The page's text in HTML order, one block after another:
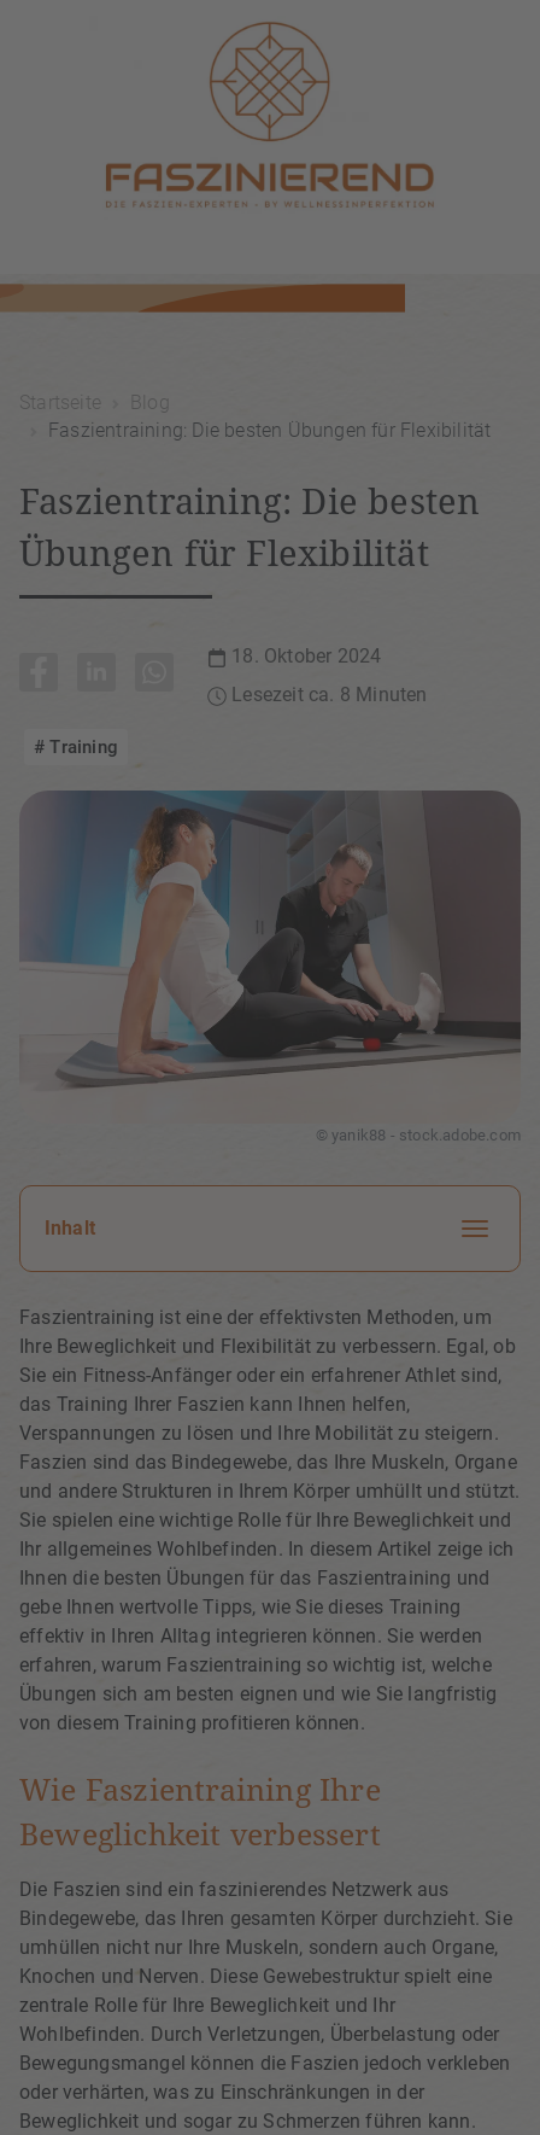
Startseite
Blog
Faszientraining: Die besten Übungen für Flexibilität
Faszientraining: Die besten
Übungen für Flexibilität
18. Oktober 2024
Lesezeit ca. 8 Minuten
Training
© yanik88 - stock.adobe.com
Inhalt
Faszientraining ist eine der effektivsten Methoden, um
Ihre Beweglichkeit und Flexibilität zu verbessern. Egal, ob
Sie ein Fitness-Anfänger oder ein erfahrener Athlet sind,
das Training Ihrer Faszien kann Ihnen helfen,
Verspannungen zu lösen und Ihre Mobilität zu steigern.
Faszien sind das Bindegewebe, das Ihre Muskeln, Organe
und andere Strukturen in Ihrem Körper umhüllt und stützt.
Sie spielen eine wichtige Rolle für Ihre Beweglichkeit und
Ihr allgemeines Wohlbefinden. In diesem Artikel zeige ich
Ihnen die besten Übungen für das Faszientraining und
gebe Ihnen wertvolle Tipps, wie Sie dieses Training
effektiv in Ihren Alltag integrieren können. Sie werden
erfahren, warum Faszientraining so wichtig ist, welche
Übungen sich am besten eignen und wie Sie langfristig
von diesem Training profitieren können.
Wie Faszientraining Ihre
Beweglichkeit verbessert
Die Faszien sind ein faszinierendes Netzwerk aus
Bindegewebe, das Ihren gesamten Körper durchzieht. Sie
umhüllen nicht nur Ihre Muskeln, sondern auch Organe,
Knochen und Nerven. Diese Gewebestruktur spielt eine
zentrale Rolle für Ihre Beweglichkeit und Ihr
Wohlbefinden. Durch Verletzungen, Überbelastung oder
Bewegungsmangel können die Faszien jedoch verkleben
oder verhärten, was zu Einschränkungen in der
Beweglichkeit und sogar zu Schmerzen führen kann.